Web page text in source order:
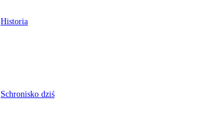
Historia
Schronisko dziś